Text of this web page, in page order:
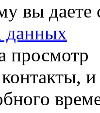
вы даете
данных
просмотр